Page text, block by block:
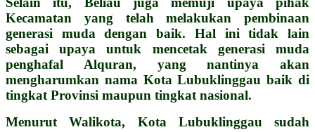
Kecamatan yang telah melakukan pembinaan
generasi muda dengan baik. Hal ini tidak lain
sebagai upaya untuk mencetak generasi muda
penghafal Alquran, yang nantinya akan
mengharumkan nama Kota Lubuklinggau baik di
tingkat Provinsi maupun tingkat nasional.
Menurut Walikota, Kota Lubuklinggau sudah